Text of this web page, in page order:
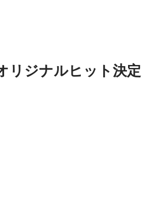
リジナルヒット決定